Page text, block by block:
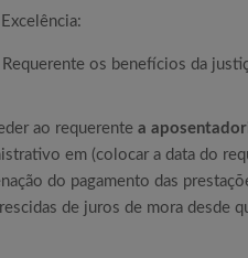
os benefícios da
ao requerente a
em (colocar a data do
do pagamento das
de juros de mora desde